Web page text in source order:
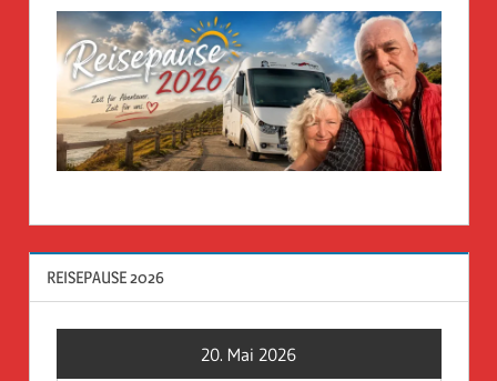
REISEPAUSE 2026
20. Mai 2026